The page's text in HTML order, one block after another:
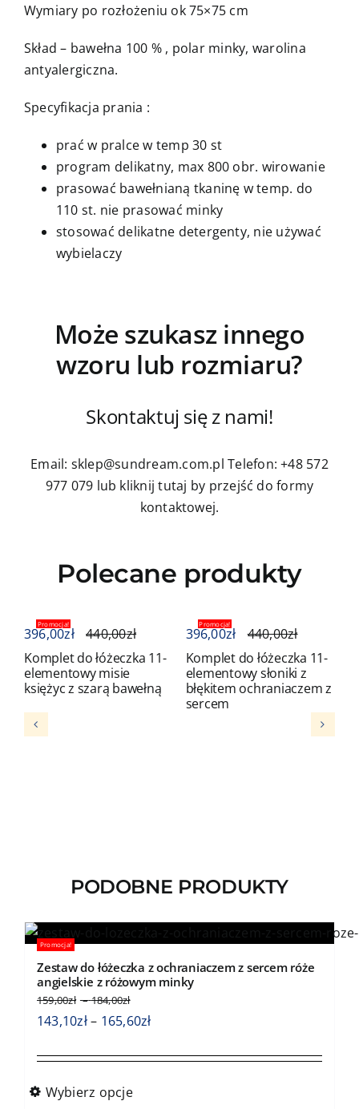
Wymiary po rozłożeniu ok 75×75 cm
Skład – bawełna 100 % , polar minky, warolina
antyalergiczna.
Specyfikacja prania :
prać w pralce w temp 30 st
program delikatny, max 800 obr. wirowanie
prasować bawełnianą tkaninę w temp. do
110 st. nie prasować minky
stosować delikatne detergenty, nie używać
wybielaczy
Może szukasz innego
wzoru lub rozmiaru?
Skontaktuj się z nami!
Email: sklep@sundream.com.pl Telefon: +48 572
977 079 lub kliknij tutaj by przejść do formy
kontaktowej.
Polecane produkty
440,00zł
396,00zł
Promocja!
Komplet do łóżeczka 11-
elementowy misie
księżyc z szarą bawełną
440,00zł
396,00zł
Promocja!
Komplet do łóżeczka 11-
elementowy słoniki z
błękitem ochraniaczem z
sercem
PODOBNE PRODUKTY
Promocja!
Zestaw do łóżeczka z ochraniaczem z sercem róże
angielskie z różowym minky
159,00zł –184,00zł
cen:
143,10zł– 165,60złZakres
od
Wybierz opcje